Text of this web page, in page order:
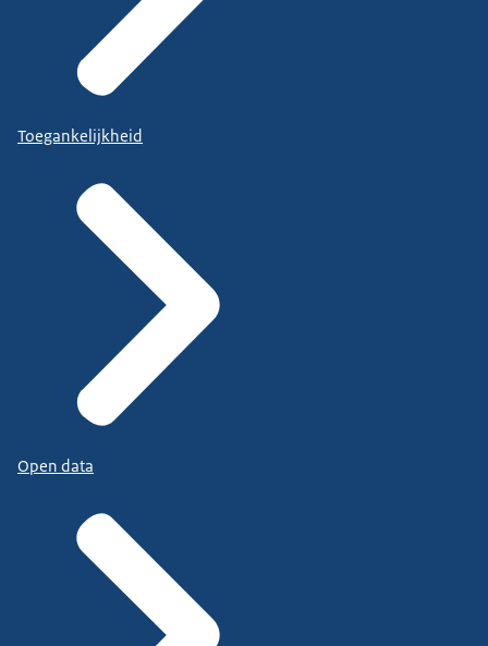
Toegankelijkheid
Open data